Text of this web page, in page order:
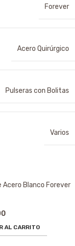
Forever
Acero Quirúrgico
Pulseras con Bolitas
Varios
Acero Blanco Forever
AL CARRITO